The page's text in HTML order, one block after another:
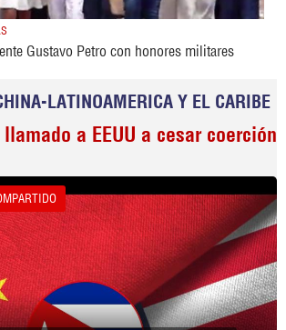
Gustavo Petro con honores militares
LATINOAMERICA Y EL CARIBE
a EEUU a cesar coerción